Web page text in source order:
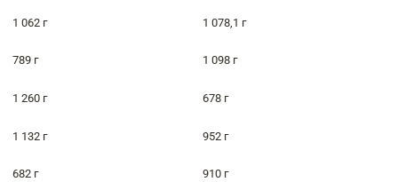
1 062 г 1 078,1 г
789 г 1 098 г
1 260 г 678 г
1 132 г 952 г
682 г 910 г